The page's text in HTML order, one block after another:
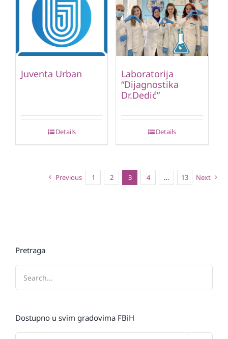
Juventa Urban
Details
Laboratorija
“Dijagnostika
Dr.Dedić”
Details
Previous 1 2 3 4 … 13 Next
Pretraga
Dostupno u svim gradovima FBiH